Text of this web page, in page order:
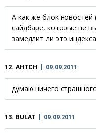
А как же блок новостей
сайдбаре, которые не
замедлит ли это
12. АНТОН 09.09.2011
думаю ничего
13. BULAT 09.09.2011